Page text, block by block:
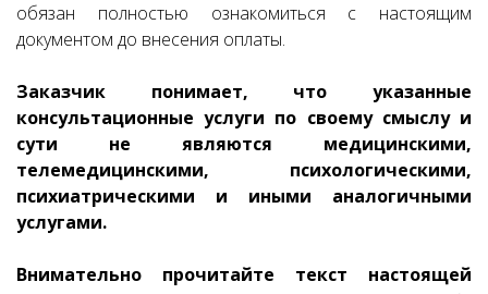
обязан полностью ознакомиться с настоящим
документом до внесения оплаты.
Заказчик понимает, что указанные
консультационные услуги по своему смыслу и
сути не являются медицинскими,
телемедицинскими, психологическими,
психиатрическими и иными аналогичными
услугами.
Внимательно прочитайте текст настоящей